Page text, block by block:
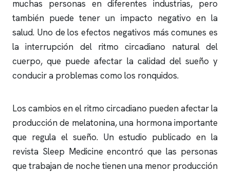
muchas personas en diferentes industrias, pero
también puede tener un impacto negativo en la
salud. Uno de los efectos negativos más comunes es
la interrupción del ritmo circadiano natural del
cuerpo, que puede afectar la calidad del sueño y
conducir a problemas como los ronquidos.
Los cambios en el ritmo circadiano pueden afectar la
producción de melatonina, una hormona importante
que regula el sueño. Un estudio publicado en la
revista Sleep Medicine encontró que las personas
que trabajan de noche tienen una menor producción